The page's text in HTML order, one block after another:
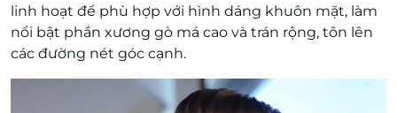
linh hoạt để phù hợp với hình dáng khuôn mặt, làm
nổi bật phần xương gò má cao và trán rộng, tôn lên
các đường nét góc cạnh.